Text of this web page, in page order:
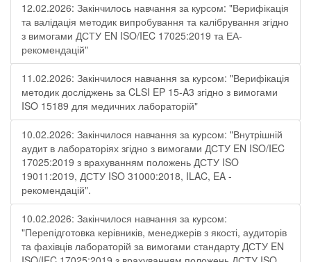
12.02.2026: Закінчилось навчання за курсом: "Верифікація
та валідація методик випробування та калібрування згідно
з вимогами ДСТУ EN ISO/IEC 17025:2019 та ЕА-
рекомендацій"
11.02.2026: Закінчилося навчання за курсом: "Верифікація
методик досліджень за CLSI EP 15-A3 згідно з вимогами
ISO 15189 для медичних лабораторій"
10.02.2026: Закінчилося навчання за курсом: "Внутрішній
аудит в лабораторіях згідно з вимогами ДСТУ EN ISO/IEC
17025:2019 з врахуванням положень ДСТУ ISO
19011:2019, ДСТУ ISO 31000:2018, ILAC, EA -
рекомендацій".
10.02.2026: Закінчилося навчання за курсом:
"Перепідготовка керівників, менеджерів з якості, аудиторів
та фахівців лабораторій за вимогами стандарту ДСТУ EN